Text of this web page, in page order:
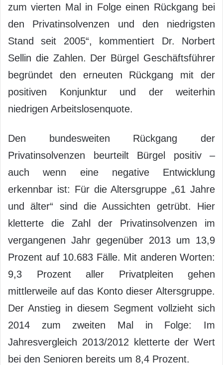
zum vierten Mal in Folge einen Rückgang bei
den Privatinsolvenzen und den niedrigsten
Stand seit 2005“, kommentiert Dr. Norbert
Sellin die Zahlen. Der Bürgel Geschäftsführer
begründet den erneuten Rückgang mit der
positiven Konjunktur und der weiterhin
niedrigen Arbeitslosenquote.
Den bundesweiten Rückgang der
Privatinsolvenzen beurteilt Bürgel positiv –
auch wenn eine negative Entwicklung
erkennbar ist: Für die Altersgruppe „61 Jahre
und älter“ sind die Aussichten getrübt. Hier
kletterte die Zahl der Privatinsolvenzen im
vergangenen Jahr gegenüber 2013 um 13,9
Prozent auf 10.683 Fälle. Mit anderen Worten:
9,3 Prozent aller Privatpleiten gehen
mittlerweile auf das Konto dieser Altersgruppe.
Der Anstieg in diesem Segment vollzieht sich
2014 zum zweiten Mal in Folge: Im
Jahresvergleich 2013/2012 kletterte der Wert
bei den Senioren bereits um 8,4 Prozent.